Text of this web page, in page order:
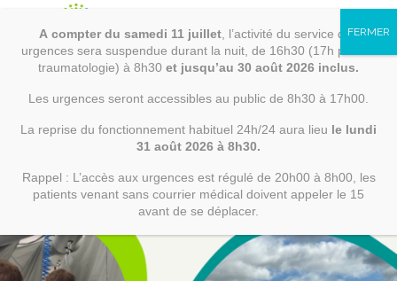
content
02 40 09 44 00
contact@ch-RECHERCHER
ÉTABLISSEMENT
PRÉSENTATION
DÉMARCHE QUALITÉ ET
CERTIFICATIONS
PARTENAIRES
A compter du samedi 11 juillet , l’activité du service des
urgences sera suspendue durant la nuit, de 16h30 (17h pour la
traumatologie) à 8h30 et jusqu’au 30 août 2026 inclus.
Les urgences seront accessibles au public de 8h30 à 17h00.
La reprise du fonctionnement habituel 24h/24 aura lieu le lundi
31 août 2026 à 8h30.
Rappel : L’accès aux urgences est régulé de 20h00 à 8h00, les
patients venant sans courrier médical doivent appeler le 15
avant de se déplacer.